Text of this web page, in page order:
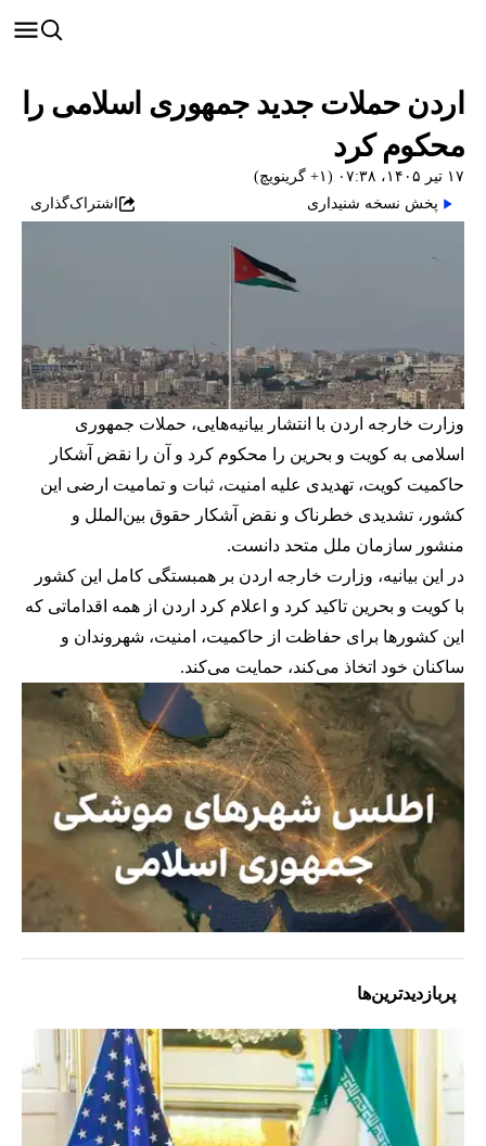
اردن حملات جدید جمهوری اسلامی را
محکوم کرد
۱۷ تیر ۱۴۰۵، ۰۷:۳۸ (‎+۱ گرینویچ)
پخش نسخه شنیداری
اشتراک‌گذاری
وزارت خارجه اردن با انتشار بیانیه‌هایی، حملات جمهوری
اسلامی به کویت و بحرین را محکوم کرد و آن را نقض آشکار
حاکمیت کویت، تهدیدی علیه امنیت، ثبات و تمامیت ارضی این
کشور، تشدیدی خطرناک و نقض آشکار حقوق بین‌الملل و
منشور سازمان ملل متحد دانست.
در این بیانیه، وزارت خارجه اردن بر همبستگی کامل این کشور
با کویت و بحرین تاکید کرد و اعلام کرد اردن از همه اقداماتی که
این کشورها برای حفاظت از حاکمیت، امنیت، شهروندان و
ساکنان خود اتخاذ می‌کند، حمایت می‌کند.
پربازدیدترین‌ها